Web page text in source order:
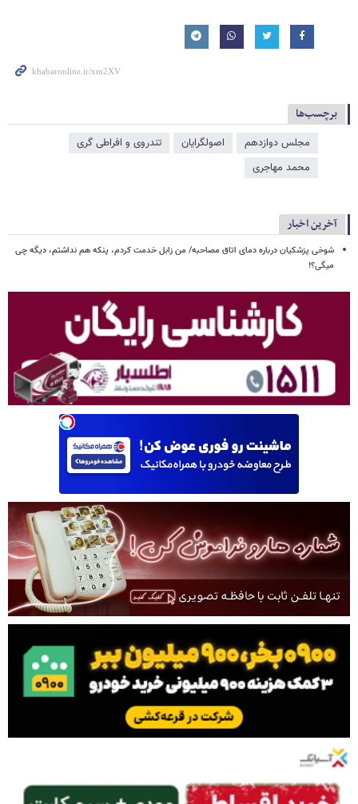
برچسب‌ها
مجلس دوازدهم اصولگرایان
تندروی و افراطی گری
محمد مهاجری
آخرین اخبار
شوخی پزشکیان درباره دمای اتاق مصاحبه/ من زابل خدمت کردم، پنکه هم نداشتم، دیگه چی
میگی؟!